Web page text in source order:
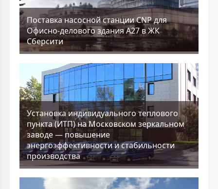
Поставка насосной станции CNP для
Офисно-делового здания А27 в ЖК
Сберсити
Установка индивидуального теплового
пункта (ИТП) на Московском зеркальном
заводе — повышение
энергоэффективности и стабильности
производства